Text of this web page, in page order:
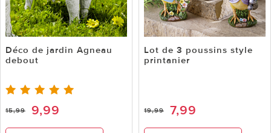
Déco de jardin Agneau
debout
15,99 9,99
Lot de 3 poussins style
printanier
19,99 7,99